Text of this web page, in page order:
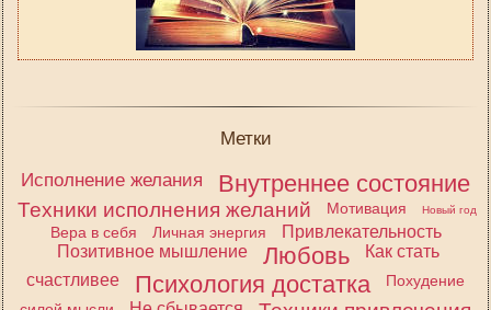
Метки
Исполнение желания
Внутреннее состояние
Техники исполнения желаний Мотивация Новый год
Вера в себя Личная энергия
Привлекательность
Позитивное мышление
Любовь
Как стать
счастливее
Психология достатка
Похудение